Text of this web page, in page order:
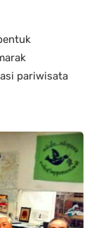
pariwisata